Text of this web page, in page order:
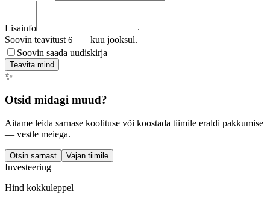
Lisainfo
Soovin teavitust
kuu jooksul.
Soovin saada uudiskirja
Teavita mind
✨
Otsid midagi muud?
Aitame leida sarnase koolituse või koostada tiimile eraldi pakkumise
— vestle meiega.
Otsin sarnast Vajan tiimile
Investeering
Hind kokkuleppel